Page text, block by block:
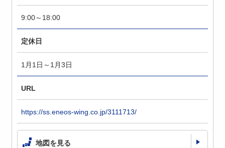
9:00～18:00
定休日
1月1日～1月3日
URL
https://ss.eneos-wing.co.jp/3111713/
地図を見る